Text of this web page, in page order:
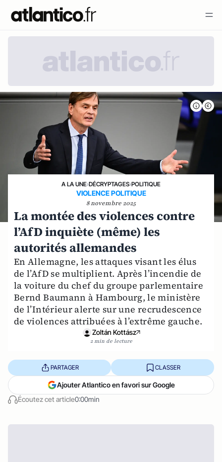
A LA UNE›DÉCRYPTAGES›POLITIQUE
VIOLENCE POLITIQUE
8 novembre 2025
La montée des violences contre
l’AfD inquiète (même) les
autorités allemandes
En Allemagne, les attaques visant les élus
de l’AfD se multiplient. Après l’incendie de
la voiture du chef du groupe parlementaire
Bernd Baumann à Hambourg, le ministère
de l’Intérieur alerte sur une recrudescence
de violences attribuées à l’extrême gauche.
Zoltán Kottász
2 min de lecture
Écoutez cet article0:00min
PARTAGER CLASSER
Ajouter Atlantico en favori sur Google